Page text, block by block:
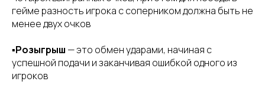
гейме разность игрока с соперником должна быть не
менее двух очков
▪️Розыгрыш — это обмен ударами, начиная с
успешной подачи и заканчивая ошибкой одного из
игроков